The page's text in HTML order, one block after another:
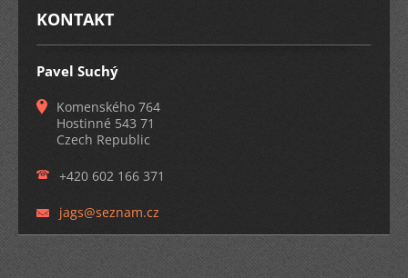
KONTAKT
Pavel Suchý
Komenského 764
Hostinné 543 71
Czech Republic
+420 602 166 371
jags@seznam.cz